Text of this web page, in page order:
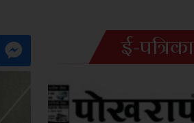
ई-पत्रिका